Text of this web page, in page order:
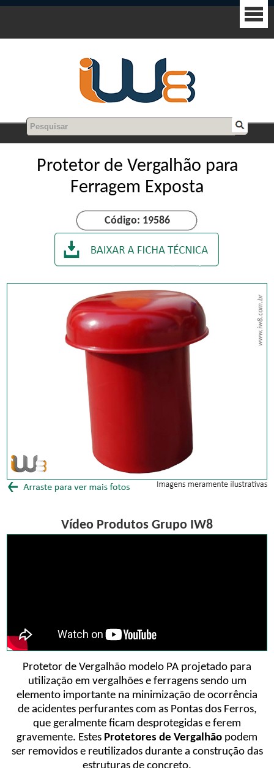
Protetor de Vergalhão para
Ferragem Exposta
Código: 19586
Vídeo Produtos Grupo IW8
Protetor de Vergalhão modelo PA projetado para
utilização em vergalhões e ferragens sendo um
elemento importante na minimização de ocorrência
de acidentes perfurantes com as Pontas dos Ferros,
que geralmente ficam desprotegidas e ferem
gravemente. Estes Protetores de Vergalhão podem
ser removidos e reutilizados durante a construção das